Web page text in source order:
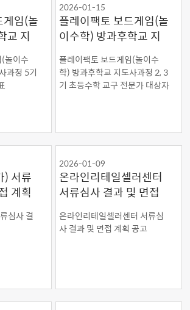
게임(놀
교 지
생 선
놀이수
과정 5기
2026-01-15
플레이팩토 보드게임(놀
이수학) 방과후학교 지
도사과정 2, 3기 초등수
학 교구 전문가 대상자
선발 결과 발표
플레이팩토 보드게임(놀이수
학) 방과후학교 지도사과정 2, 3
기 초등수학 교구 전문가 대상자
) 서류
계획
심사 결
2026-01-09
온라인리테일셀러센터
서류심사 결과 및 면접
계획 공고
온라인리테일셀러센터 서류심
사 결과 및 면접 계획 공고